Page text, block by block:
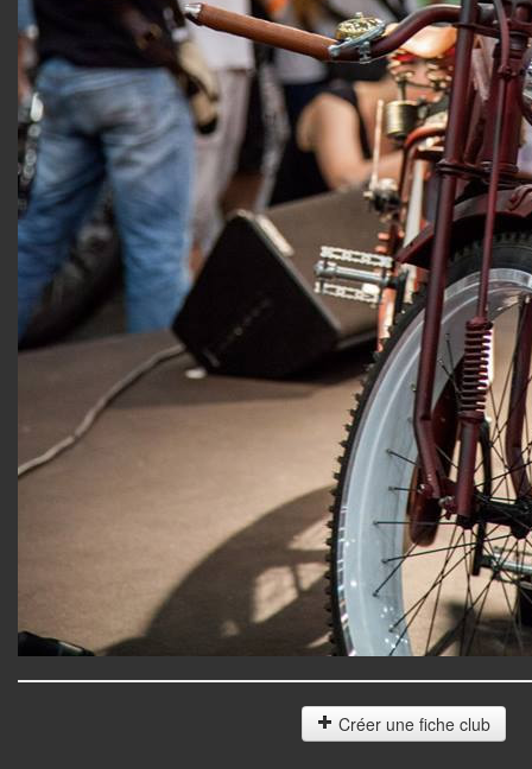
Créer une fiche club